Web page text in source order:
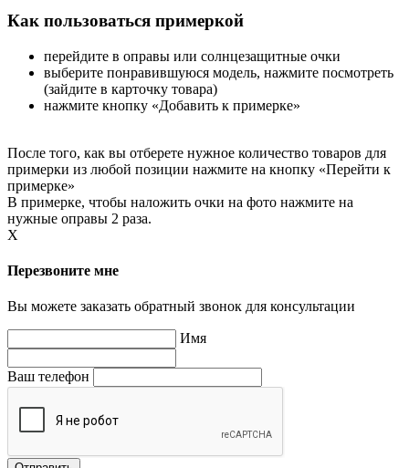
Как пользоваться примеркой
перейдите в оправы или солнцезащитные очки
выберите понравившуюся модель, нажмите посмотреть
(зайдите в карточку товара)
нажмите кнопку «Добавить к примерке»
После того, как вы отберете нужное количество товаров для
примерки из любой позиции нажмите на кнопку «Перейти к
примерке»
В примерке, чтобы наложить очки на фото нажмите на
нужные оправы 2 раза.
X
Перезвоните мне
Вы можете заказать обратный звонок для консультации
Имя
Ваш телефон